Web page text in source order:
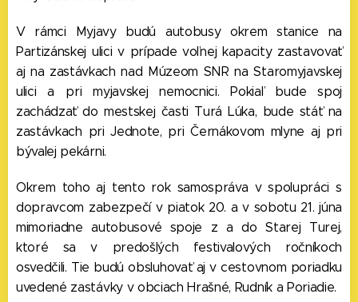
V rámci Myjavy budú autobusy okrem stanice na
Partizánskej ulici v prípade voľnej kapacity zastavovať
aj na zastávkach nad Múzeom SNR na Staromyjavskej
ulici a pri myjavskej nemocnici. Pokiaľ bude spoj
zachádzať do mestskej časti Turá Lúka, bude stáť na
zastávkach pri Jednote, pri Černákovom mlyne aj pri
bývalej pekárni.
Okrem toho aj tento rok samospráva v spolupráci s
dopravcom zabezpečí v piatok 20. a v sobotu 21. júna
mimoriadne autobusové spoje z a do Starej Turej,
ktoré sa v predošlých festivalových ročníkoch
osvedčili. Tie budú obsluhovať aj v cestovnom poriadku
uvedené zastávky v obciach Hrašné, Rudník a Poriadie.